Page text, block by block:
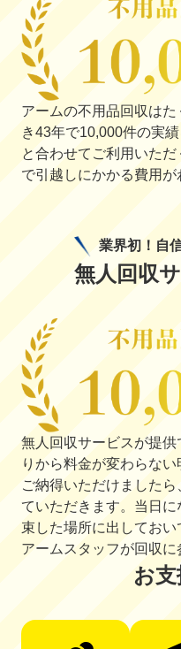
アームの不用品回収は
き43年で10,000件の実
と合わせてご利用いた
で引越しにかかる費用が
業界初！自
無人回収
無人回収サービスが提
りから料金が変わらな
ご納得いただけました
ていただきます。当日
束した場所に出してお
アームスタッフが回収に
お